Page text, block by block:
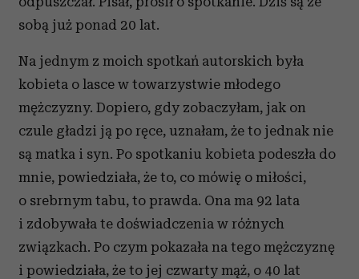
sobą już ponad 20 lat.
Na jednym z moich spotkań autorskich była
kobieta o lasce w towarzystwie młodego
mężczyzny. Dopiero, gdy zobaczyłam, jak on
czule gładzi ją po ręce, uznałam, że to jednak nie
są matka i syn. Po spotkaniu kobieta podeszła do
mnie, powiedziała, że to, co mówię o miłości,
o srebrnym tabu, to prawda. Ona ma 92 lata
i zdobywała te doświadczenia w różnych
związkach. Po czym pokazała na tego mężczyznę
i powiedziała, że to jej czwarty mąż, o 40 lat